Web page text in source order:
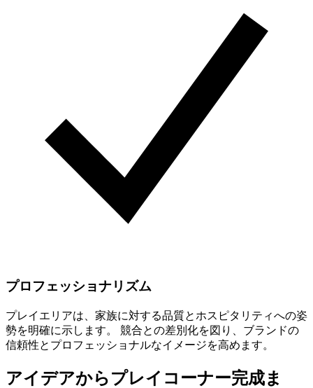
プロフェッショナリズム
プレイエリアは、家族に対する品質とホスピタリティへの姿
勢を明確に示します。 競合との差別化を図り、ブランドの
信頼性とプロフェッショナルなイメージを高めます。
アイデアからプレイコーナー完成ま